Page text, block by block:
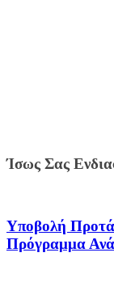
Ίσως Σας
Υποβολή
Πρόγραμμα